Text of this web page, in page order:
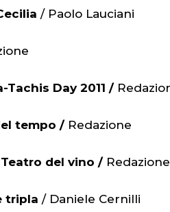
/ Paolo Lauciani
Day 2011 /
tempo / Redazione
del vino / Redazione
tripla / Daniele Cernilli